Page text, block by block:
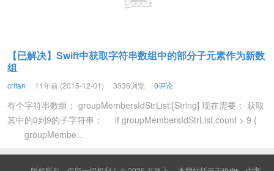
【已解决】Swift中获取字符串数组中的部分子元素作为新数
组
crifan 11年前 (2015-12-01) 3336浏览 0评论
有个字符串数组： groupMembersIdStrList:[String] 现在需要： 获取
其中的0到9的子字符串： if groupMembersIdStrList.count > 9 {
groupMembe...